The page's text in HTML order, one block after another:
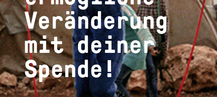
Veränderung
mit deiner
Spende!